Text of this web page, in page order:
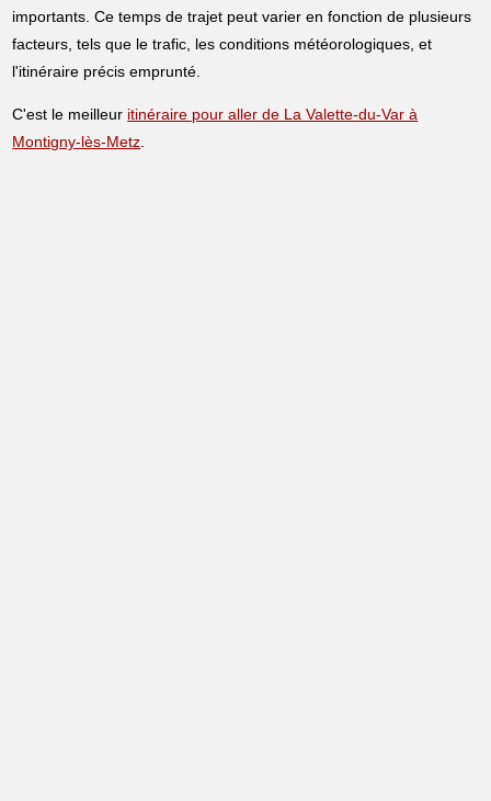
importants. Ce temps de trajet peut varier en fonction de plusieurs
facteurs, tels que le trafic, les conditions météorologiques, et
l'itinéraire précis emprunté.
C'est le meilleur itinéraire pour aller de La Valette-du-Var à
Montigny-lès-Metz.